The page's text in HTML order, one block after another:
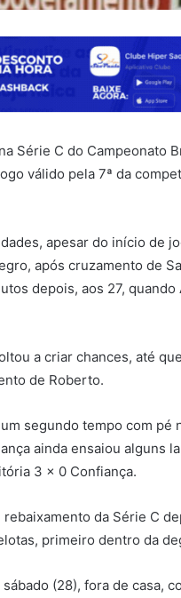
Série C do Campeonato
válido pela 7ª da
apesar do início de
após cruzamento de
depois, aos 27,
a criar chances, até
de Roberto.
segundo tempo com
ainda ensaiou alguns
3 x 0 Confiança.
da Série C
primeiro dentro da
(28), fora de casa,